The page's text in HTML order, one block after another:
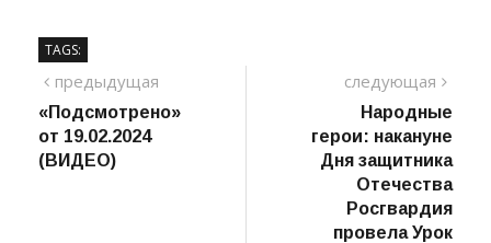
TAGS:
Навигация
по
записям
предыдущая
«Подсмотрено»
от 19.02.2024
(ВИДЕО)
следующая
Народные
герои: накануне
Дня защитника
Отечества
Росгвардия
провела Урок